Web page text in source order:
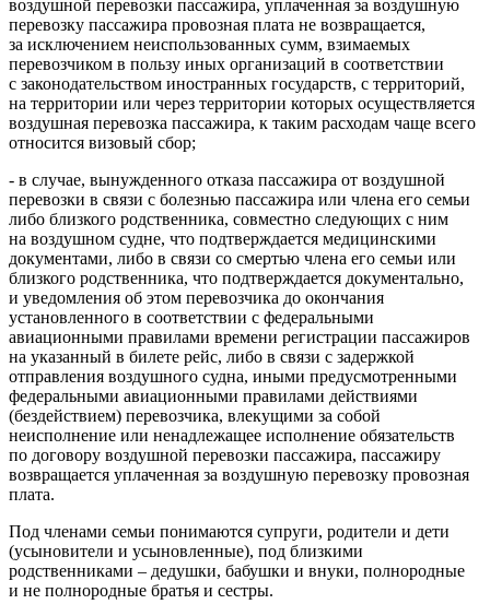
воздушной перевозки пассажира, уплаченная за воздушную
перевозку пассажира провозная плата не возвращается,
за исключением неиспользованных сумм, взимаемых
перевозчиком в пользу иных организаций в соответствии
с законодательством иностранных государств, с территорий,
на территории или через территории которых осуществляется
воздушная перевозка пассажира, к таким расходам чаще всего
относится визовый сбор;
- в случае, вынужденного отказа пассажира от воздушной
перевозки в связи с болезнью пассажира или члена его семьи
либо близкого родственника, совместно следующих с ним
на воздушном судне, что подтверждается медицинскими
документами, либо в связи со смертью члена его семьи или
близкого родственника, что подтверждается документально,
и уведомления об этом перевозчика до окончания
установленного в соответствии с федеральными
авиационными правилами времени регистрации пассажиров
на указанный в билете рейс, либо в связи с задержкой
отправления воздушного судна, иными предусмотренными
федеральными авиационными правилами действиями
(бездействием) перевозчика, влекущими за собой
неисполнение или ненадлежащее исполнение обязательств
по договору воздушной перевозки пассажира, пассажиру
возвращается уплаченная за воздушную перевозку провозная
плата.
Под членами семьи понимаются супруги, родители и дети
(усыновители и усыновленные), под близкими
родственниками – дедушки, бабушки и внуки, полнородные
и не полнородные братья и сестры.